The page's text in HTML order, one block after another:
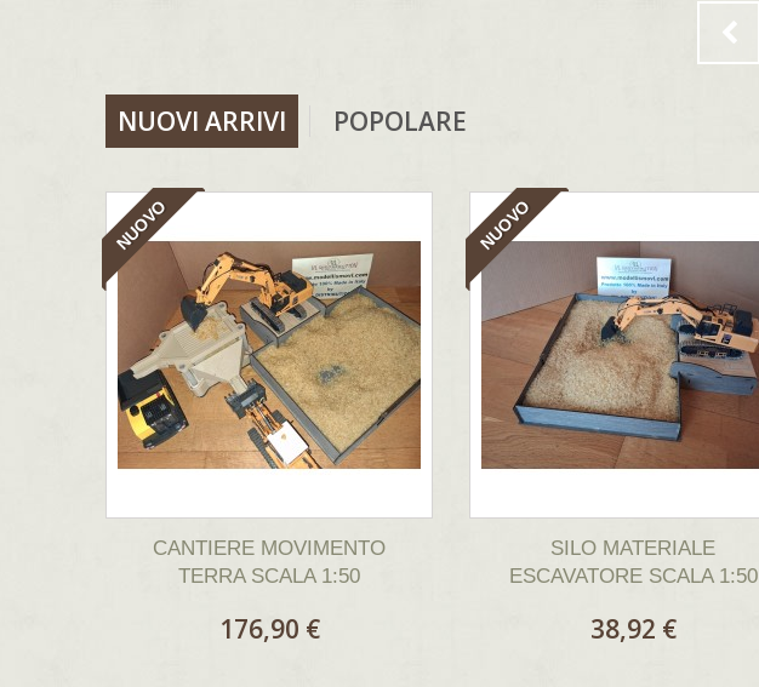
NUOVI ARRIVI POPOLARE
NUOVO
CANTIERE MOVIMENTO
TERRA SCALA 1:50
176,90 €
NUOVO
SILO MATERIALE
ESCAVATORE SCALA 1:50
38,92 €